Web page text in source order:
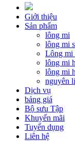
Giới thiệu
Sản phẩm
lông mi
lông mi
Lông mi
lông mi
lông mi
nguyên
Dịch vụ
bảng giá
Bộ sưu Tập
Khuyến mãi
Tuyển dụng
Liên hệ